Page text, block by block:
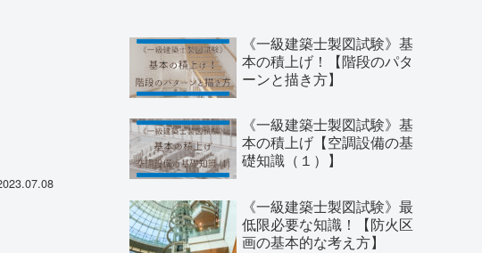
《一級建築士製図試験》基
本の積上げ！【階段のパタ
ーンと描き方】
《一級建築士製図試験》基
本の積上げ【空調設備の基
礎知識（１）】
《一級建築士製図試験》最
低限必要な知識！【防火区
画の基本的な考え方】